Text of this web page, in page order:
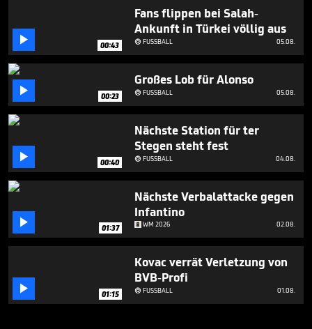
 00:43
Fans flippen bei Salah-
Ankunft in Türkei völlig aus
FUSSBALL 05.08.
 00:23
Großes Lob für Alonso
FUSSBALL 05.08.
 00:40
Nächste Station für ter
Stegen steht fest
FUSSBALL 04.08.
 01:37
Nächste Verbalattacke gegen
Infantino
WM 2026 02.08.
 01:15
Kovac verrät Verletzung von
BVB-Profi
FUSSBALL 01.08.